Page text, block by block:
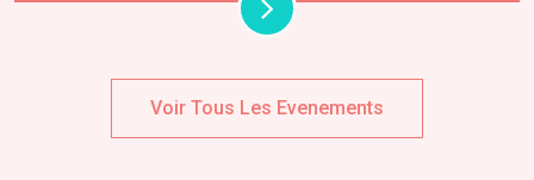
Voir Tous Les Evenements